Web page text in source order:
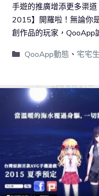
手遊的推廣增添更多渠
2015】開羅啦！無論你
創作品的玩家，QooApp
QooApp動態 、 宅宅